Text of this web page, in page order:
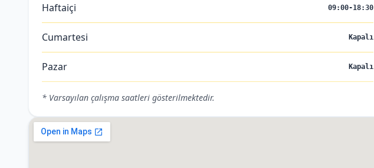
Haftaiçi 09:00-18:30
Cumartesi Kapalı
Pazar Kapalı
* Varsayılan çalışma saatleri gösterilmektedir.